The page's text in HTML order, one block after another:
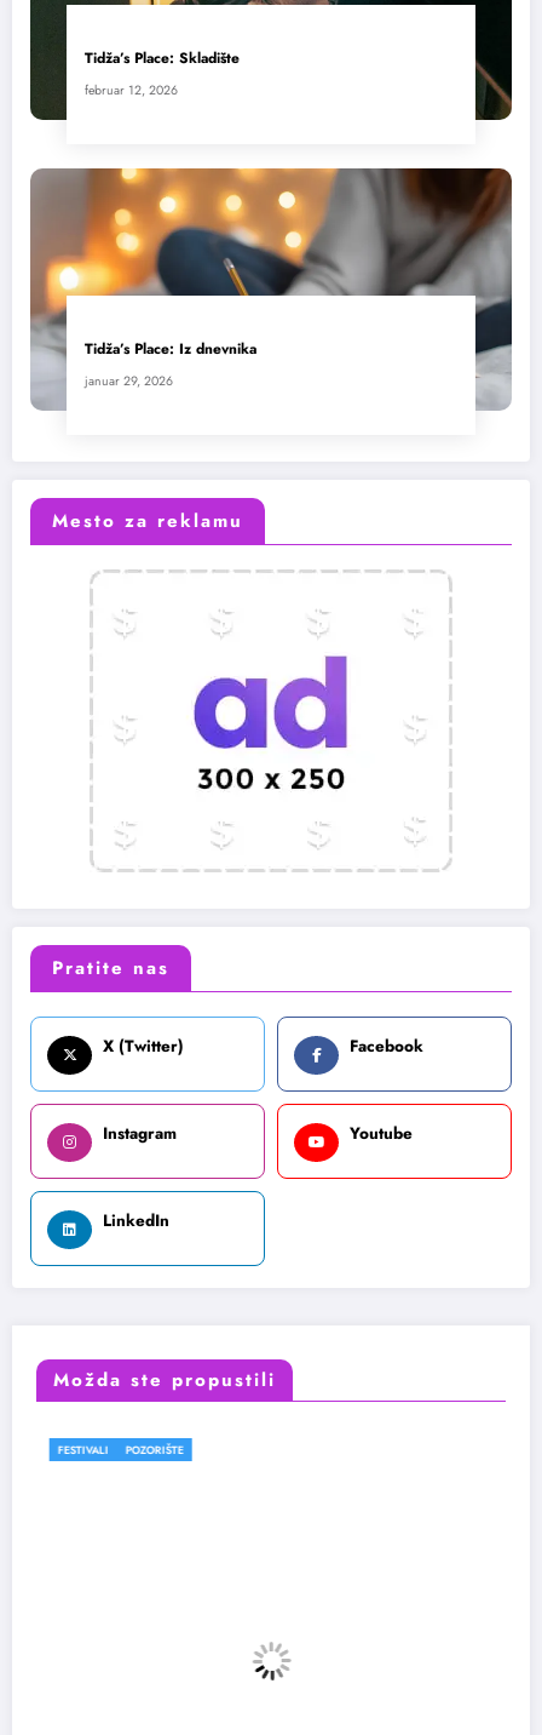
Tidža’s Place: Skladište
februar 12, 2026
Tidža’s Place: Iz dnevnika
januar 29, 2026
Mesto za reklamu
Pratite nas
X (Twitter) Facebook
Instagram Youtube
LinkedIn
Možda ste propustili